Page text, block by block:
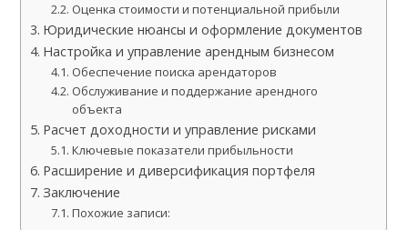
Оценка стоимости и потенциальной прибыли
Юридические нюансы и оформление документов
Настройка и управление арендным бизнесом
Обеспечение поиска арендаторов
Обслуживание и поддержание арендного
объекта
Расчет доходности и управление рисками
Ключевые показатели прибыльности
Расширение и диверсификация портфеля
Заключение
Похожие записи: